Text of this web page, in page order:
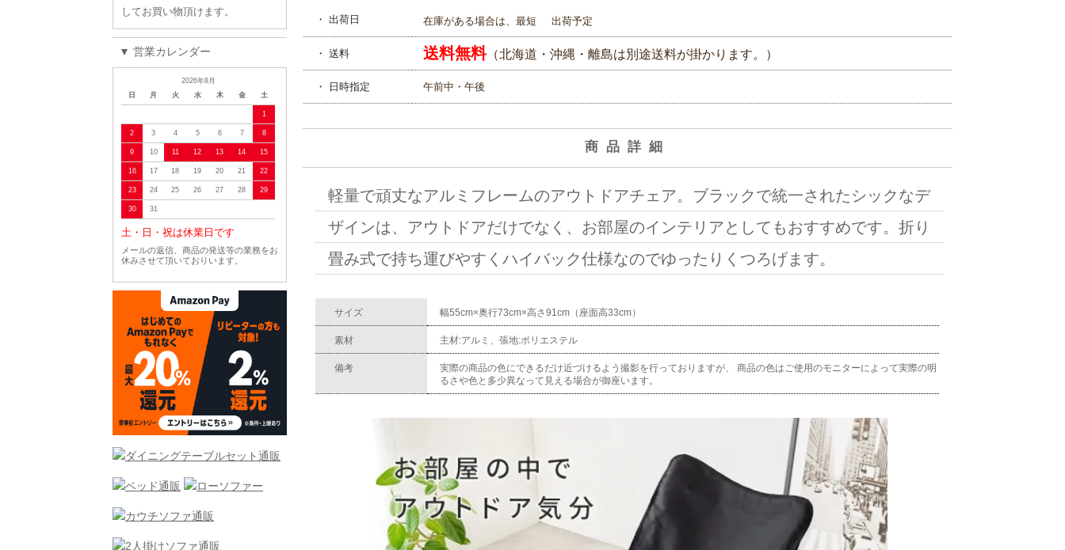
してお買い物頂けます。
▼ 営業カレンダー
2026年8月
日
月 火 水 木 金 土
1
2 3 4 5 6 7 8
9 10 11 12 13 14 15
16 17 18 19 20 21 22
23 24 25 26 27 28 29
30 31
土・日・祝は休業日です
メールの返信、商品の発送等の業務をお
休みさせて頂いておりいます。
・ 出荷日 在庫がある場合は、最短 出荷予定
・ 送料 送料無料（北海道・沖縄・離島は別途送料が掛かります。）
・ 日時指定 午前中・午後
商品詳細
軽量で頑丈なアルミフレームのアウトドアチェア。ブラックで統一されたシックなデ
ザインは、アウトドアだけでなく、お部屋のインテリアとしてもおすすめです。折り
畳み式で持ち運びやすくハイバック仕様なのでゆったりくつろげます。
サイズ 幅55cm×奥行73cm×高さ91cm（座面高33cm）
素材 主材:アルミ、張地:ポリエステル
備考
実際の商品の色にできるだけ近づけるよう撮影を行っておりますが、 商品の色はご使用のモニターによって実際の明
るさや色と多少異なって見える場合が御座います。